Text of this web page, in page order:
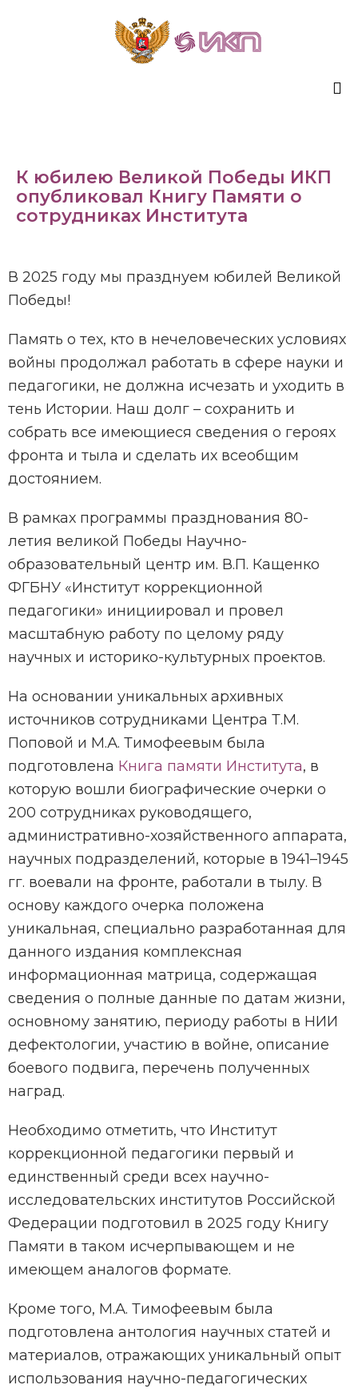
К юбилею Великой Победы ИКП
опубликовал Книгу Памяти о
сотрудниках Института
В 2025 году мы празднуем юбилей Великой
Победы!
Память о тех, кто в нечеловеческих условиях
войны продолжал работать в сфере науки и
педагогики, не должна исчезать и уходить в
тень Истории. Наш долг – сохранить и
собрать все имеющиеся сведения о героях
фронта и тыла и сделать их всеобщим
достоянием.
В рамках программы празднования 80-
летия великой Победы Научно-
образовательный центр им. В.П. Кащенко
ФГБНУ «Институт коррекционной
педагогики» инициировал и провел
масштабную работу по целому ряду
научных и историко-культурных проектов.
На основании уникальных архивных
источников сотрудниками Центра Т.М.
Поповой и М.А. Тимофеевым была
подготовлена Книга памяти Института, в
которую вошли биографические очерки о
200 сотрудниках руководящего,
административно-хозяйственного аппарата,
научных подразделений, которые в 1941–1945
гг. воевали на фронте, работали в тылу. В
основу каждого очерка положена
уникальная, специально разработанная для
данного издания комплексная
информационная матрица, содержащая
сведения о полные данные по датам жизни,
основному занятию, периоду работы в НИИ
дефектологии, участию в войне, описание
боевого подвига, перечень полученных
наград.
Необходимо отметить, что Институт
коррекционной педагогики первый и
единственный среди всех научно-
исследовательских институтов Российской
Федерации подготовил в 2025 году Книгу
Памяти в таком исчерпывающем и не
имеющем аналогов формате.
Кроме того, М.А. Тимофеевым была
подготовлена антология научных статей и
материалов, отражающих уникальный опыт
использования научно-педагогических